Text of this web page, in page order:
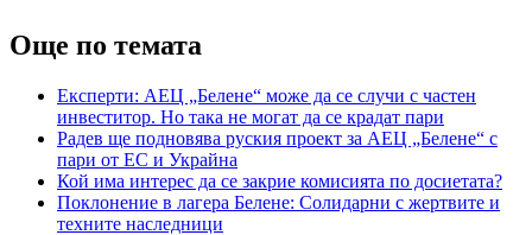
Още по темата
Експерти: АЕЦ „Белене“ може да се случи с частен
инвеститор. Но така не могат да се крадат пари
Радев ще подновява руския проект за АЕЦ „Белене“ с
пари от ЕС и Украйна
Кой има интерес да се закрие комисията по досиетaта?
Поклонение в лагера Белене: Солидарни с жертвите и
техните наследници